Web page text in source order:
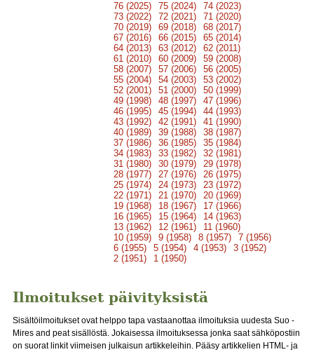
76 (2025) 75 (2024)
74 (2023)
73 (2022)
72 (2021)
71 (2020)
70 (2019)
69 (2018)
68 (2017)
67 (2016)
66 (2015)
65 (2014)
64 (2013)
63 (2012)
62 (2011)
61 (2010)
60 (2009)
59 (2008)
58 (2007)
57 (2006)
56 (2005)
55 (2004)
54 (2003)
53 (2002)
52 (2001)
51 (2000)
50 (1999)
49 (1998)
48 (1997)
47 (1996)
46 (1995)
45 (1994)
44 (1993)
43 (1992)
42 (1991)
41 (1990)
40 (1989)
39 (1988)
38 (1987)
37 (1986)
36 (1985)
35 (1984)
34 (1983)
33 (1982)
32 (1981)
31 (1980)
30 (1979)
29 (1978)
28 (1977)
27 (1976)
26 (1975)
25 (1974)
24 (1973)
23 (1972)
22 (1971)
21 (1970)
20 (1969)
19 (1968)
18 (1967)
17 (1966)
16 (1965)
15 (1964)
14 (1963)
13 (1962)
12 (1961)
11 (1960)
10 (1959)
9 (1958) 8 (1957)
7 (1956)
6 (1955)
5 (1954) 4 (1953)
3 (1952)
2 (1951)
1 (1950)
Ilmoitukset päivityksistä
Sisältöilmoitukset ovat helppo tapa vastaanottaa ilmoituksia uudesta Suo -
Mires and peat sisällöstä. Jokaisessa ilmoituksessa jonka saat sähköpostiin
on suorat linkit viimeisen julkaisun artikkeleihin. Pääsy artikkelien HTML- ja